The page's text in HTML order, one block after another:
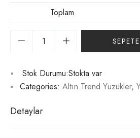
Toplam
Stok Durumu:Stokta var
Categories: Altın Trend Yüzükler,
Detaylar